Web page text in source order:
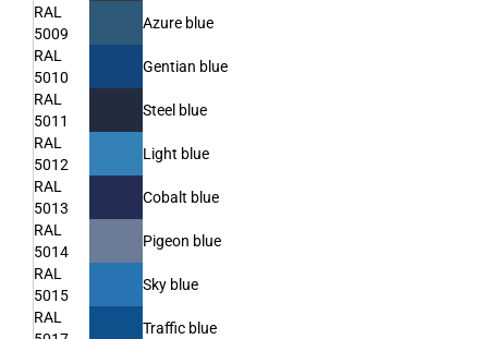
RAL
5009
Azure blue
RAL
5010
Gentian blue
RAL
5011
Steel blue
RAL
5012
Light blue
RAL
5013
Cobalt blue
RAL
5014
Pigeon blue
RAL
5015
Sky blue
RAL
Traffic blue